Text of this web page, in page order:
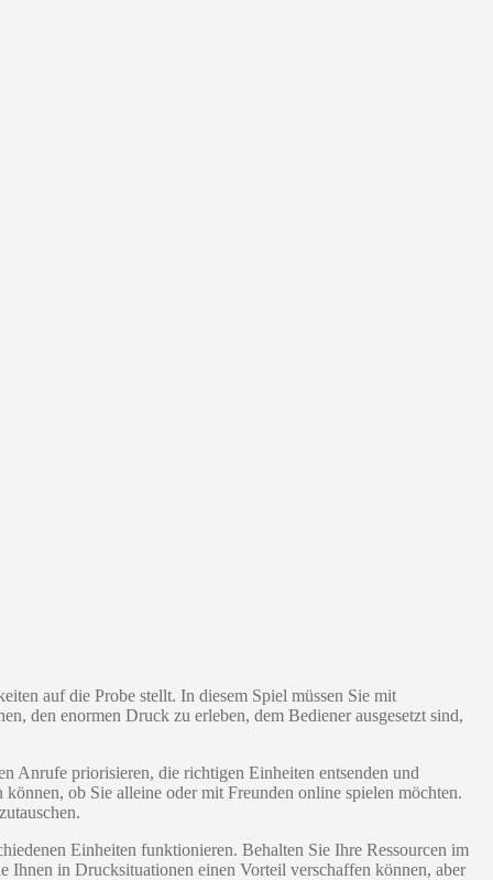
auf die Probe stellt. In diesem Spiel müssen Sie mit
den enormen Druck zu erleben, dem Bediener ausgesetzt sind,
Anrufe priorisieren, die richtigen Einheiten entsenden und
ob Sie alleine oder mit Freunden online spielen möchten.
Einheiten funktionieren. Behalten Sie Ihre Ressourcen im
Ihnen in Drucksituationen einen Vorteil verschaffen können, aber